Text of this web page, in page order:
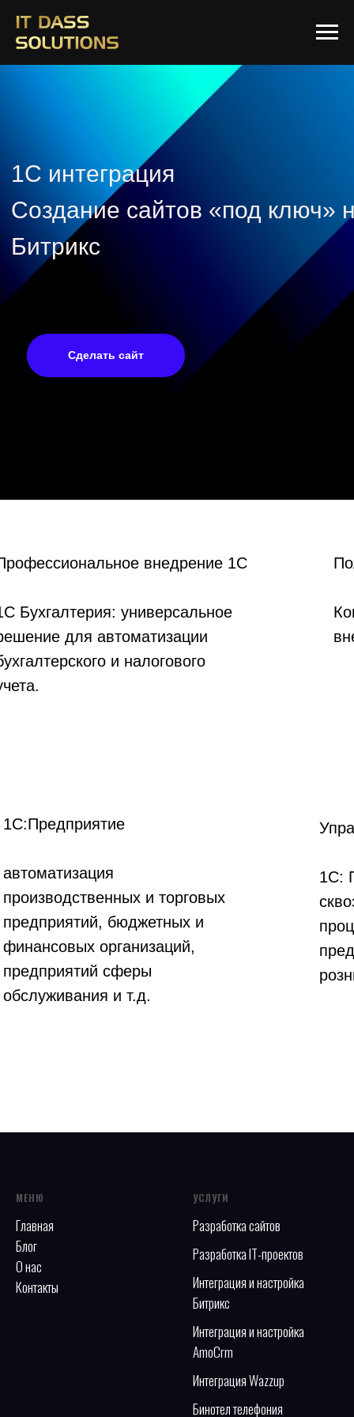
1C интеграция
Создание сайтов «под ключ»
Битрикс
Сделать сайт
внедрение 1С
Бухгалтерия: универсальное
для автоматизации
и налогового
1С:Предприятие
автоматизация
производственных и торговых
предприятий, бюджетных и
финансовых организаций,
предприятий сферы
обслуживания и т.д.
1С:
МЕНЮ
Главная
Блог
О нас
Контакты
УСЛУГИ
Разработка сайтов
Разработка IT-проектов
Интеграция и настройка
Битрикс
Интеграция и настройка
AmoCrm
Интеграция Wazzup
Бинотел телефония